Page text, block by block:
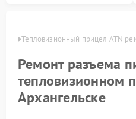
Тепловизионный прицел ATN
Ремонт разъема
тепловизионном
Архангельске